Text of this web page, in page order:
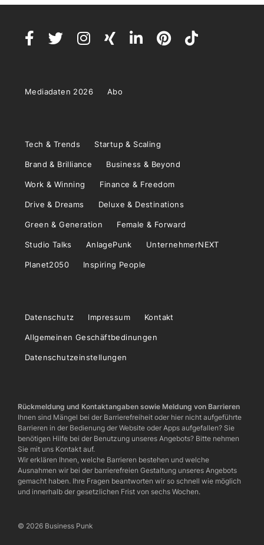
Mediadaten 2026 Abo
Tech & Trends Startup & Scaling
Brand & Brilliance Business & Beyond
Work & Winning Finance & Freedom
Drive & Dreams Deluxe & Destinations
Green & Generation Female & Forward
Studio Talks AnlagePunk UnternehmerNEXT
Planet2050 Inspiring People
Datenschutz Impressum Kontakt
Allgemeinen Geschäftbedinungen
Datenschutzeinstellungen
Rückmeldung und Kontaktangaben sowie Meldung von Barrieren
Ihnen sind Mängel bei der Barrierefreiheit oder hier nicht aufgeführte
Barrieren in der Bedienung der Website oder Apps aufgefallen? Sie
benötigen Hilfe bei der Benutzung unseres Angebots? Bitte nehmen
Sie mit uns Kontakt auf.
Wir erklären Ihnen, welche Barrieren bestehen und welche
Ausnahmen wir bei der barrierefreien Gestaltung unseres Angebots
gemacht haben. Ihre Fragen beantworten wir so schnell wie möglich
und innerhalb der gesetzlichen Frist von sechs Wochen.
© 2026 Business Punk